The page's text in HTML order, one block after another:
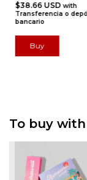
$38.66 USDwith
Transferencia o
bancario
To buy